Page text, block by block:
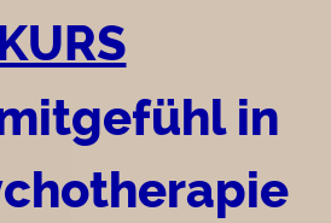
in